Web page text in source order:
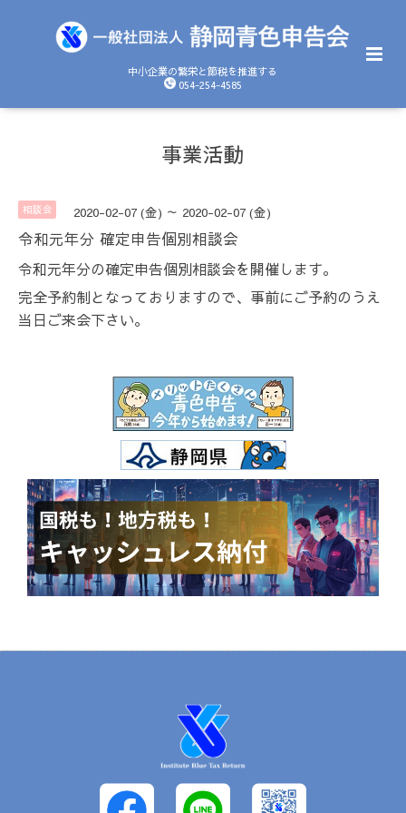
中小企業の繁栄と節税を推進する
054-254-4585
事業活動
相談会 2020-02-07 (金) ～ 2020-02-07 (金)
令和元年分 確定申告個別相談会
令和元年分の確定申告個別相談会を開催します。
完全予約制となっておりますので、事前にご予約のうえ
当日ご来会下さい。